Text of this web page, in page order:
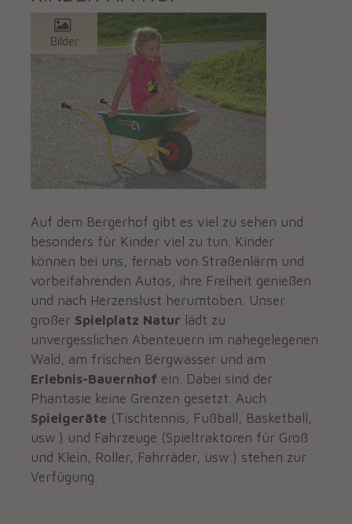
Bilder
Auf dem Bergerhof gibt es viel zu sehen und
besonders für Kinder viel zu tun. Kinder
können bei uns, fernab von Straßenlärm und
vorbeifahrenden Autos, ihre Freiheit genießen
und nach Herzenslust herumtoben. Unser
großer Spielplatz Natur lädt zu
unvergesslichen Abenteuern im nahegelegenen
Wald, am frischen Bergwasser und am
Erlebnis-Bauernhof ein. Dabei sind der
Phantasie keine Grenzen gesetzt. Auch
Spielgeräte (Tischtennis, Fußball, Basketball,
usw.) und Fahrzeuge (Spieltraktoren für Groß
und Klein, Roller, Fahrräder, usw.) stehen zur
Verfügung.